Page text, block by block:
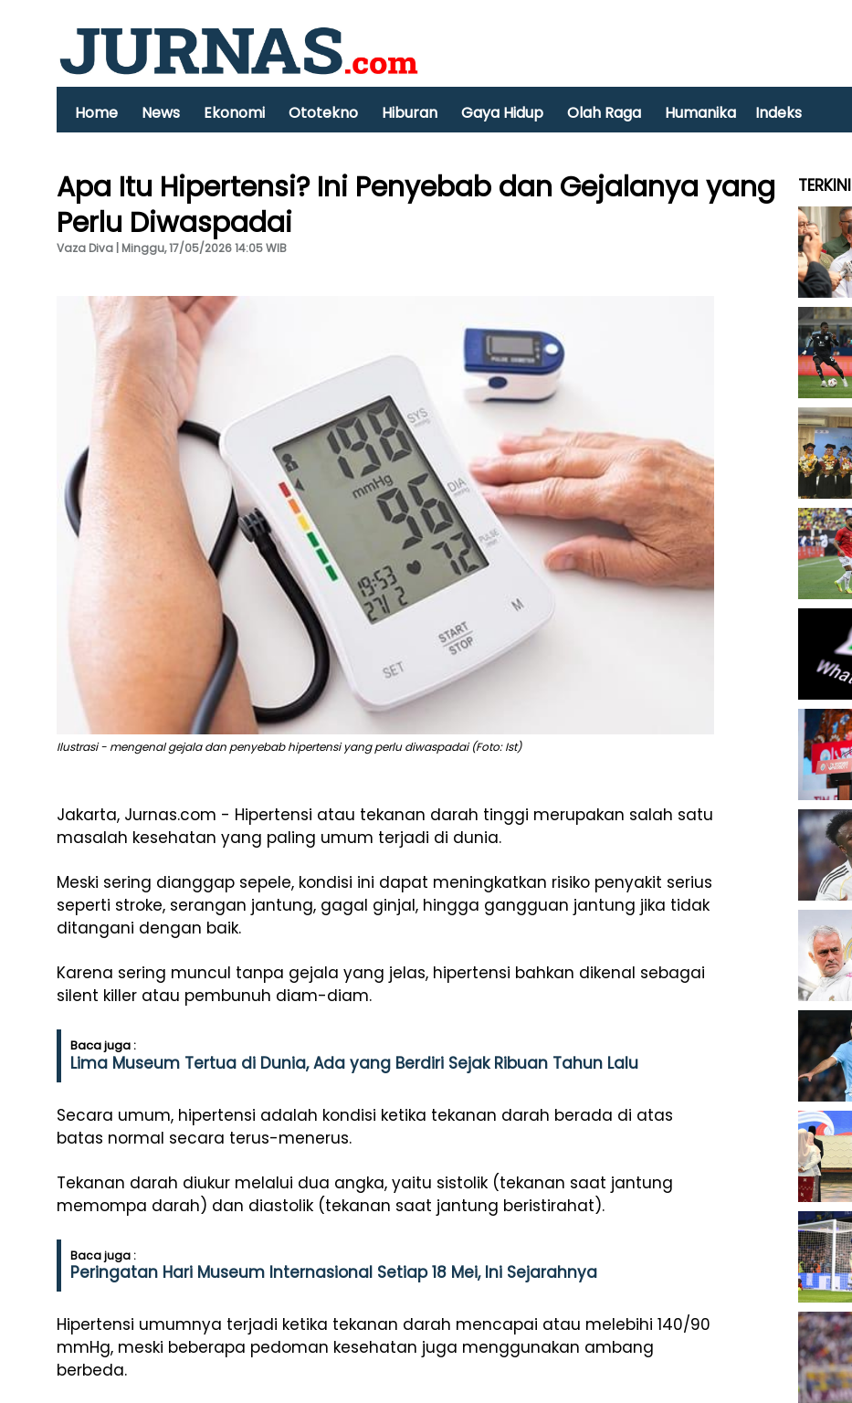
Home News Ekonomi Ototekno Hiburan Gaya Hidup Olah Raga Humanika Indeks
Apa Itu Hipertensi? Ini Penyebab dan Gejalanya yang
Perlu Diwaspadai
Vaza Diva | Minggu, 17/05/2026 14:05 WIB
Ilustrasi - mengenal gejala dan penyebab hipertensi yang perlu diwaspadai (Foto: Ist)
Jakarta, Jurnas.com - Hipertensi atau tekanan darah tinggi merupakan salah satu
masalah kesehatan yang paling umum terjadi di dunia.
Meski sering dianggap sepele, kondisi ini dapat meningkatkan risiko penyakit serius
seperti stroke, serangan jantung, gagal ginjal, hingga gangguan jantung jika tidak
ditangani dengan baik.
Karena sering muncul tanpa gejala yang jelas, hipertensi bahkan dikenal sebagai
silent killer atau pembunuh diam-diam.
Baca juga :
Lima Museum Tertua di Dunia, Ada yang Berdiri Sejak Ribuan Tahun Lalu
Secara umum, hipertensi adalah kondisi ketika tekanan darah berada di atas
batas normal secara terus-menerus.
Tekanan darah diukur melalui dua angka, yaitu sistolik (tekanan saat jantung
memompa darah) dan diastolik (tekanan saat jantung beristirahat).
Baca juga :
Peringatan Hari Museum Internasional Setiap 18 Mei, Ini Sejarahnya
Hipertensi umumnya terjadi ketika tekanan darah mencapai atau melebihi 140/90
mmHg, meski beberapa pedoman kesehatan juga menggunakan ambang
berbeda.
TERKINI